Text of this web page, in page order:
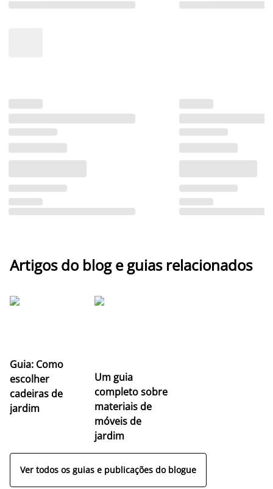
Artigos do blog e guias relacionados
Guia: Como
escolher
cadeiras de
jardim
Um guia
completo sobre
materiais de
móveis de
jardim
Ver todos os guias e publicações do blogue